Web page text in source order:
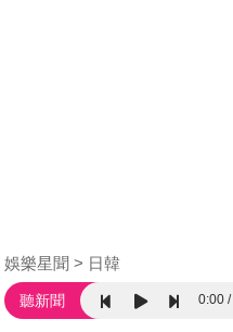
娛樂星聞 日韓
聽新聞 0:00